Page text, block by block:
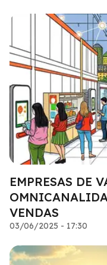
EMPRESAS DE
VENDAS
03/06/2025 - 17:30